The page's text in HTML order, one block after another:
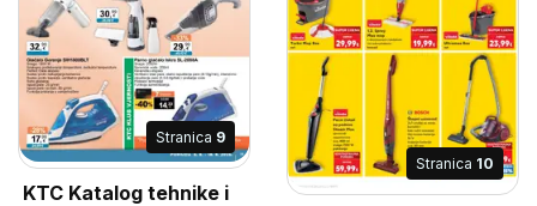
Stranica 9
KTC Katalog tehnike i
Stranica 10